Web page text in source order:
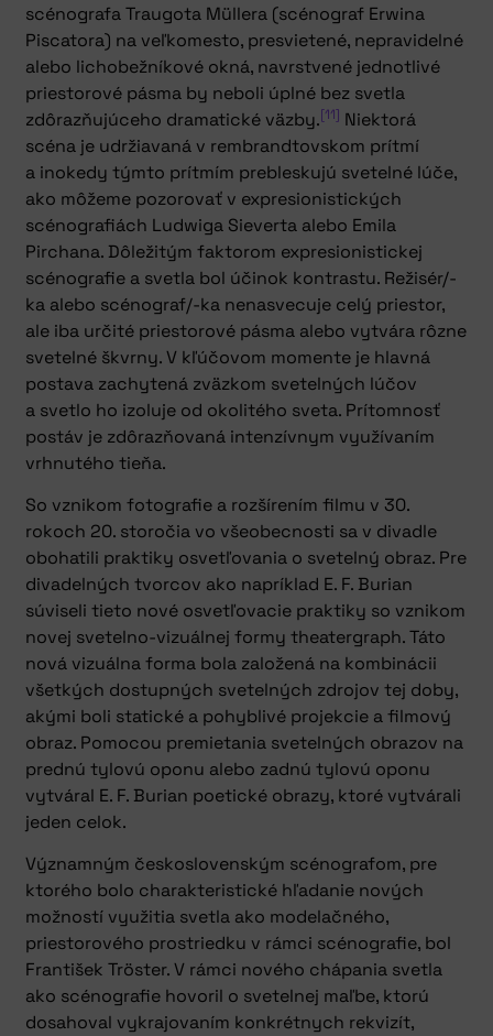
scénografa Traugota Müllera (scénograf Erwina
Piscatora) na veľkomesto, presvietené, nepravidelné
alebo lichobežníkové okná, navrstvené jednotlivé
priestorové pásma by neboli úplné bez svetla
zdôrazňujúceho dramatické väzby.[11] Niektorá
scéna je udržiavaná v rembrandtovskom prítmí
a inokedy týmto prítmím prebleskujú svetelné lúče,
ako môžeme pozorovať v expresionistických
scénografiách Ludwiga Sieverta alebo Emila
Pirchana. Dôležitým faktorom expresionistickej
scénografie a svetla bol účinok kontrastu. Režisér/-
ka alebo scénograf/-ka nenasvecuje celý priestor,
ale iba určité priestorové pásma alebo vytvára rôzne
svetelné škvrny. V kľúčovom momente je hlavná
postava zachytená zväzkom svetelných lúčov
a svetlo ho izoluje od okolitého sveta. Prítomnosť
postáv je zdôrazňovaná intenzívnym využívaním
vrhnutého tieňa.
So vznikom fotografie a rozšírením filmu v 30.
rokoch 20. storočia vo všeobecnosti sa v divadle
obohatili praktiky osvetľovania o svetelný obraz. Pre
divadelných tvorcov ako napríklad E. F. Burian
súviseli tieto nové osvetľovacie praktiky so vznikom
novej svetelno-vizuálnej formy theatergraph. Táto
nová vizuálna forma bola založená na kombinácii
všetkých dostupných svetelných zdrojov tej doby,
akými boli statické a pohyblivé projekcie a filmový
obraz. Pomocou premietania svetelných obrazov na
prednú tylovú oponu alebo zadnú tylovú oponu
vytváral E. F. Burian poetické obrazy, ktoré vytvárali
jeden celok.
Významným československým scénografom, pre
ktorého bolo charakteristické hľadanie nových
možností využitia svetla ako modelačného,
priestorového prostriedku v rámci scénografie, bol
František Tröster. V rámci nového chápania svetla
ako scénografie hovoril o svetelnej maľbe, ktorú
dosahoval vykrajovaním konkrétnych rekvizít,